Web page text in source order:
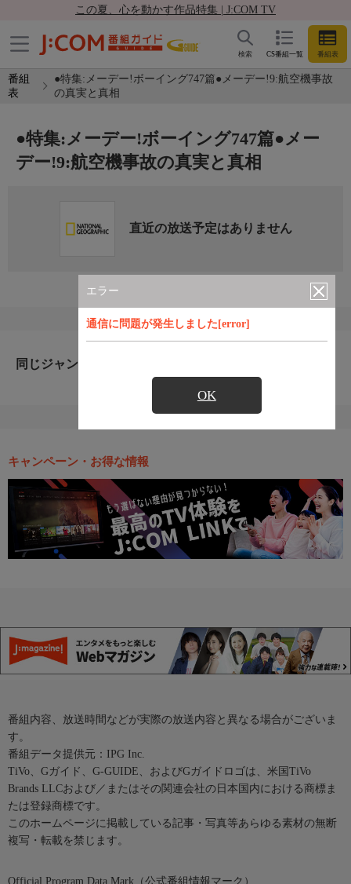
この夏、心を動かす作品特集 | J:COM TV
CS番組一覧 番組表
検索
番組
表
●特集:メーデー!ボーイング747篇●メーデー!9:航空機事故
の真実と真相
エラー
通信に問題が発生しました[error]
OK
●特集:メーデー!ボーイング747篇●メー
デー!9:航空機事故の真実と真相
直近の放送予定はありません
同じジャンルのおすすめ番組
キャンペーン・お得な情報
番組内容、放送時間などが実際の放送内容と異なる場合がございま
す。
番組データ提供元：IPG Inc.
TiVo、Gガイド、G-GUIDE、およびGガイドロゴは、米国TiVo
Brands LLCおよび／またはその関連会社の日本国内における商標ま
たは登録商標です。
このホームページに掲載している記事・写真等あらゆる素材の無断
複写・転載を禁じます。
Official Program Data Mark（公式番組情報マーク）